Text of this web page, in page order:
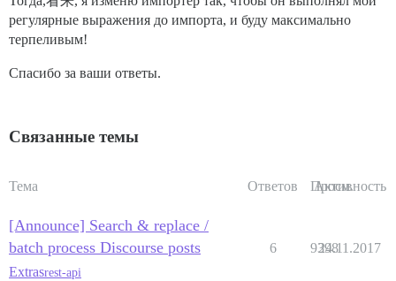
регулярные выражения до импорта, и буду максимально
терпеливым!
Спасибо за ваши ответы.
Связанные темы
Тема Ответов Просм.
Активность
[Announce] Search & replace /
batch process Discourse posts
Extrasrest-api
6 9398
24.11.2017